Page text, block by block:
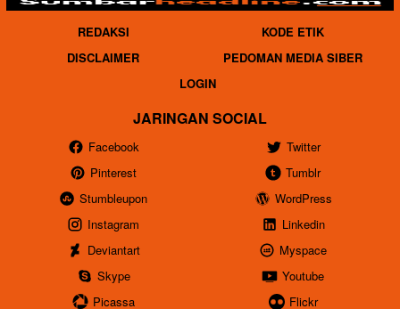
REDAKSI
KODE ETIK
DISCLAIMER
PEDOMAN MEDIA SIBER
LOGIN
JARINGAN SOCIAL
Facebook
Twitter
Pinterest
Tumblr
Stumbleupon
WordPress
Instagram
Linkedin
Deviantart
Myspace
Skype
Youtube
Picassa
Flickr